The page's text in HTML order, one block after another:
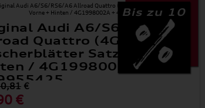
Bis zu 10
Audi A6/S6/RS6/A6
Quattro (4G)
Satz Vorne +
/ 4G1998002A +
€
€